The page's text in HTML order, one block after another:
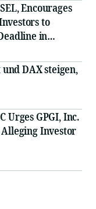
Encourages
to
in
DAX steigen,
Urges GPGI, Inc.
Investor